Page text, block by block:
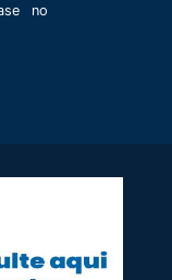
no